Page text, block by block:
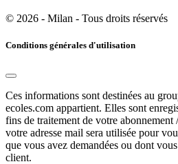
© 2026 - Milan - Tous droits réservés
Conditions générales d'utilisation
Ces informations sont destinées au
ecoles.com appartient. Elles sont
fins de traitement de votre abonnement
votre adresse mail sera utilisée pour
que vous avez demandées ou dont
client.